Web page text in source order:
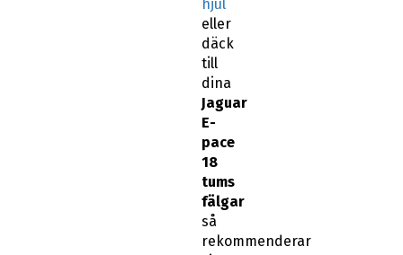
hjul
eller
däck
till
dina
Jaguar
E-
pace
18
tums
fälgar
så
rekommenderar